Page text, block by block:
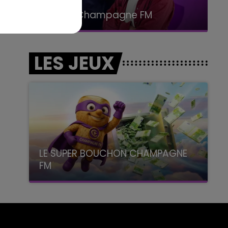
LA POP MACHINE - CHAMPAGNE FM
LES JEUX
LE SUPER BOUCHON CHAMPAGNE
FM
avec La Famille Champagne FM, à 8H10